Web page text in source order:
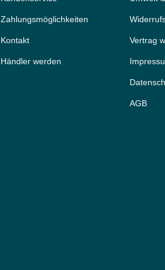
Zahlungsmöglichkeiten
Kontakt
Händler werden
Vertrag
AGB